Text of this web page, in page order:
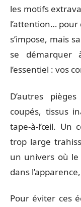
les motifs
l’attention… pour
s’impose, mais
se
l’essentiel : vos
D’autres
coupés, tissus
tape-à-l’œil. Un
trop large
un univers où le
dans
Pour éviter ces